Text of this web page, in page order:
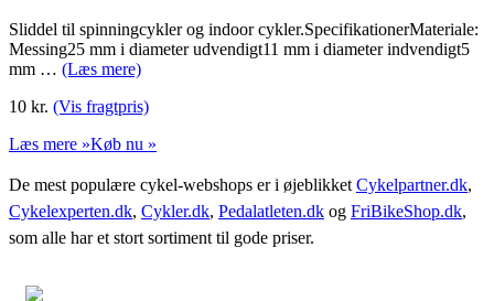
Sliddel til spinningcykler og indoor cykler.SpecifikationerMateriale:
Messing25 mm i diameter udvendigt11 mm i diameter indvendigt5
mm … (Læs mere)
10 kr. (Vis fragtpris)
Læs mere »Køb nu »
De mest populære cykel-webshops er i øjeblikket Cykelpartner.dk,
Cykelexperten.dk, Cykler.dk, Pedalatleten.dk og FriBikeShop.dk,
som alle har et stort sortiment til gode priser.